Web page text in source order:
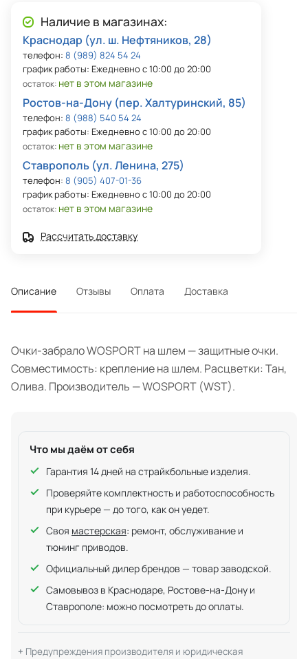
Наличие в магазинах:
Краснодар (ул. ш. Нефтяников, 28)
телефон: 8 (989) 824 54 24
график работы: Ежедневно с 10:00 до 20:00
остаток: нет в этом магазине
Ростов-на-Дону (пер. Халтуринский, 85)
телефон: 8 (988) 540 54 24
график работы: Ежедневно с 10:00 до 20:00
остаток: нет в этом магазине
Ставрополь (ул. Ленина, 275)
телефон: 8 (905) 407-01-36
график работы: Ежедневно с 10:00 до 20:00
остаток: нет в этом магазине
Рассчитать доставку
Описание Отзывы Оплата Доставка
Очки-забрало WOSPORT на шлем — защитные очки.
Совместимость: крепление на шлем. Расцветки: Тан,
Олива. Производитель — WOSPORT (WST).
Что мы даём от себя
Гарантия 14 дней на страйкбольные изделия.
Проверяйте комплектность и работоспособность
при курьере — до того, как он уедет.
Своя мастерская: ремонт, обслуживание и
тюнинг приводов.
Официальный дилер брендов — товар заводской.
Самовывоз в Краснодаре, Ростове-на-Дону и
Ставрополе: можно посмотреть до оплаты.
Предупреждения производителя и юридическая